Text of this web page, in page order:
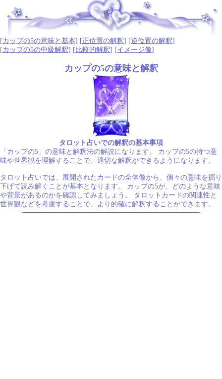
.
[カップの5の意味と基本] [正位置の解釈] [逆位置の解釈]
[カップの5の中級解釈] [ 比較的解釈] [イメージ像]
カップの5の意味と解釈
タロット占いでの解釈の基本事項
「カップの5」の意味と解釈法の解説になります。 カップの5の持つ意
味や世界観を理解することで、適切な解釈ができるようになります。
タロット占いでは、展開されたカードの全体像から、個々の意味を掘り
下げて読み解くことが基本となります。 カップの5が、どのような意味
や背景があるのかを確認してみましょう。 タロットカードの関連性と
世界観などを考慮することで、より的確に解釈することができます。